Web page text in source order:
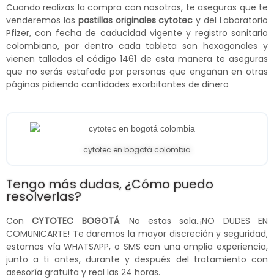
Cuando realizas la compra con nosotros, te aseguras que te
venderemos las pastillas originales cytotec y del Laboratorio
Pfizer, con fecha de caducidad vigente y registro sanitario
colombiano, por dentro cada tableta son hexagonales y
vienen talladas el código 1461 de esta manera te aseguras
que no serás estafada por personas que engañan en otras
páginas pidiendo cantidades exorbitantes de dinero
cytotec en bogotá colombia
Tengo más dudas, ¿Cómo puedo
resolverlas?
ConCYTOTEC BOGOTÁ. No estas sola..¡NO DUDES EN
COMUNICARTE! Te daremos la mayor discreción y seguridad,
estamos vía WHATSAPP, o SMS con una amplia experiencia,
junto a ti antes, durante y después del tratamiento con
asesoría gratuita y real las 24 horas.